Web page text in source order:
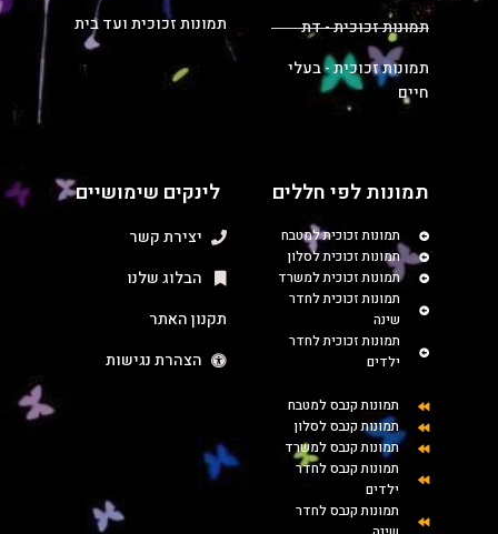
תמונות זכוכית - דת
תמונות זכוכית - בעלי
חיים
תמונות זכוכית ועד בית
תמונות לפי חללים
תמונות זכוכית למטבח
תמונות זכוכית לסלון
תמונות זכוכית למשרד
תמונות זכוכית לחדר
שינה
תמונות זכוכית לחדר
ילדים
תמונות קנבס למטבח
תמונות קנבס לסלון
תמונות קנבס למשרד
תמונות קנבס לחדר
ילדים
תמונות קנבס לחדר
לינקים שימושיים
יצירת קשר
הבלוג שלנו
תקנון האתר
הצהרת נגישות